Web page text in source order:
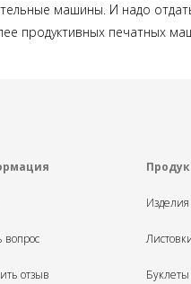
машины. И надо
продуктивных печатных
вопрос
отзыв Буклеты